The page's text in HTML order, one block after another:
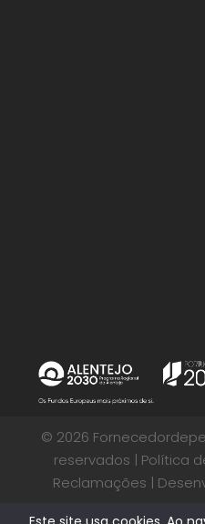
© 2026
reservados | Política
Reclamações |